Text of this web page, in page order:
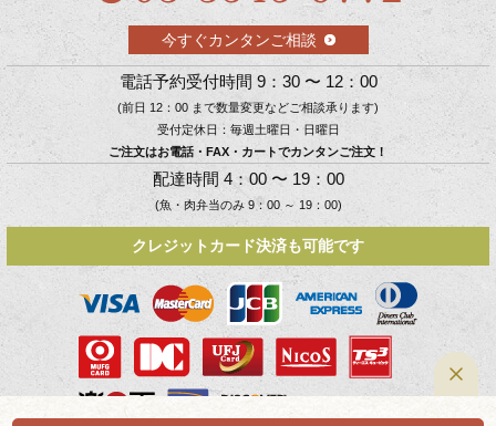
今すぐカンタンご相談
電話予約受付時間 9：30 〜 12：00
(前日 12：00 まで数量変更などご相談承ります)
受付定休日：毎週土曜日・日曜日
ご注文はお電話・FAX・カートでカンタンご注文！
配達時間 4：00 〜 19：00
(魚・肉弁当のみ 9：00 ～ 19：00)
クレジットカード決済も可能です